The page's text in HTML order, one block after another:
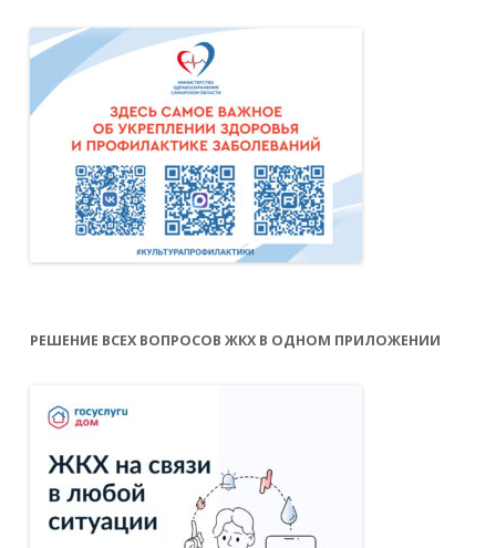
РЕШЕНИЕ ВСЕХ ВОПРОСОВ ЖКХ В ОДНОМ ПРИЛОЖЕНИИ